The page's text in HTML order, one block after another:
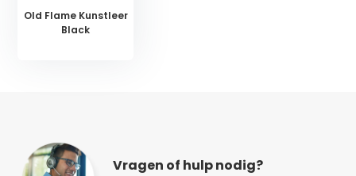
Old Flame Kunstleer
Black
Vragen of hulp nodig?